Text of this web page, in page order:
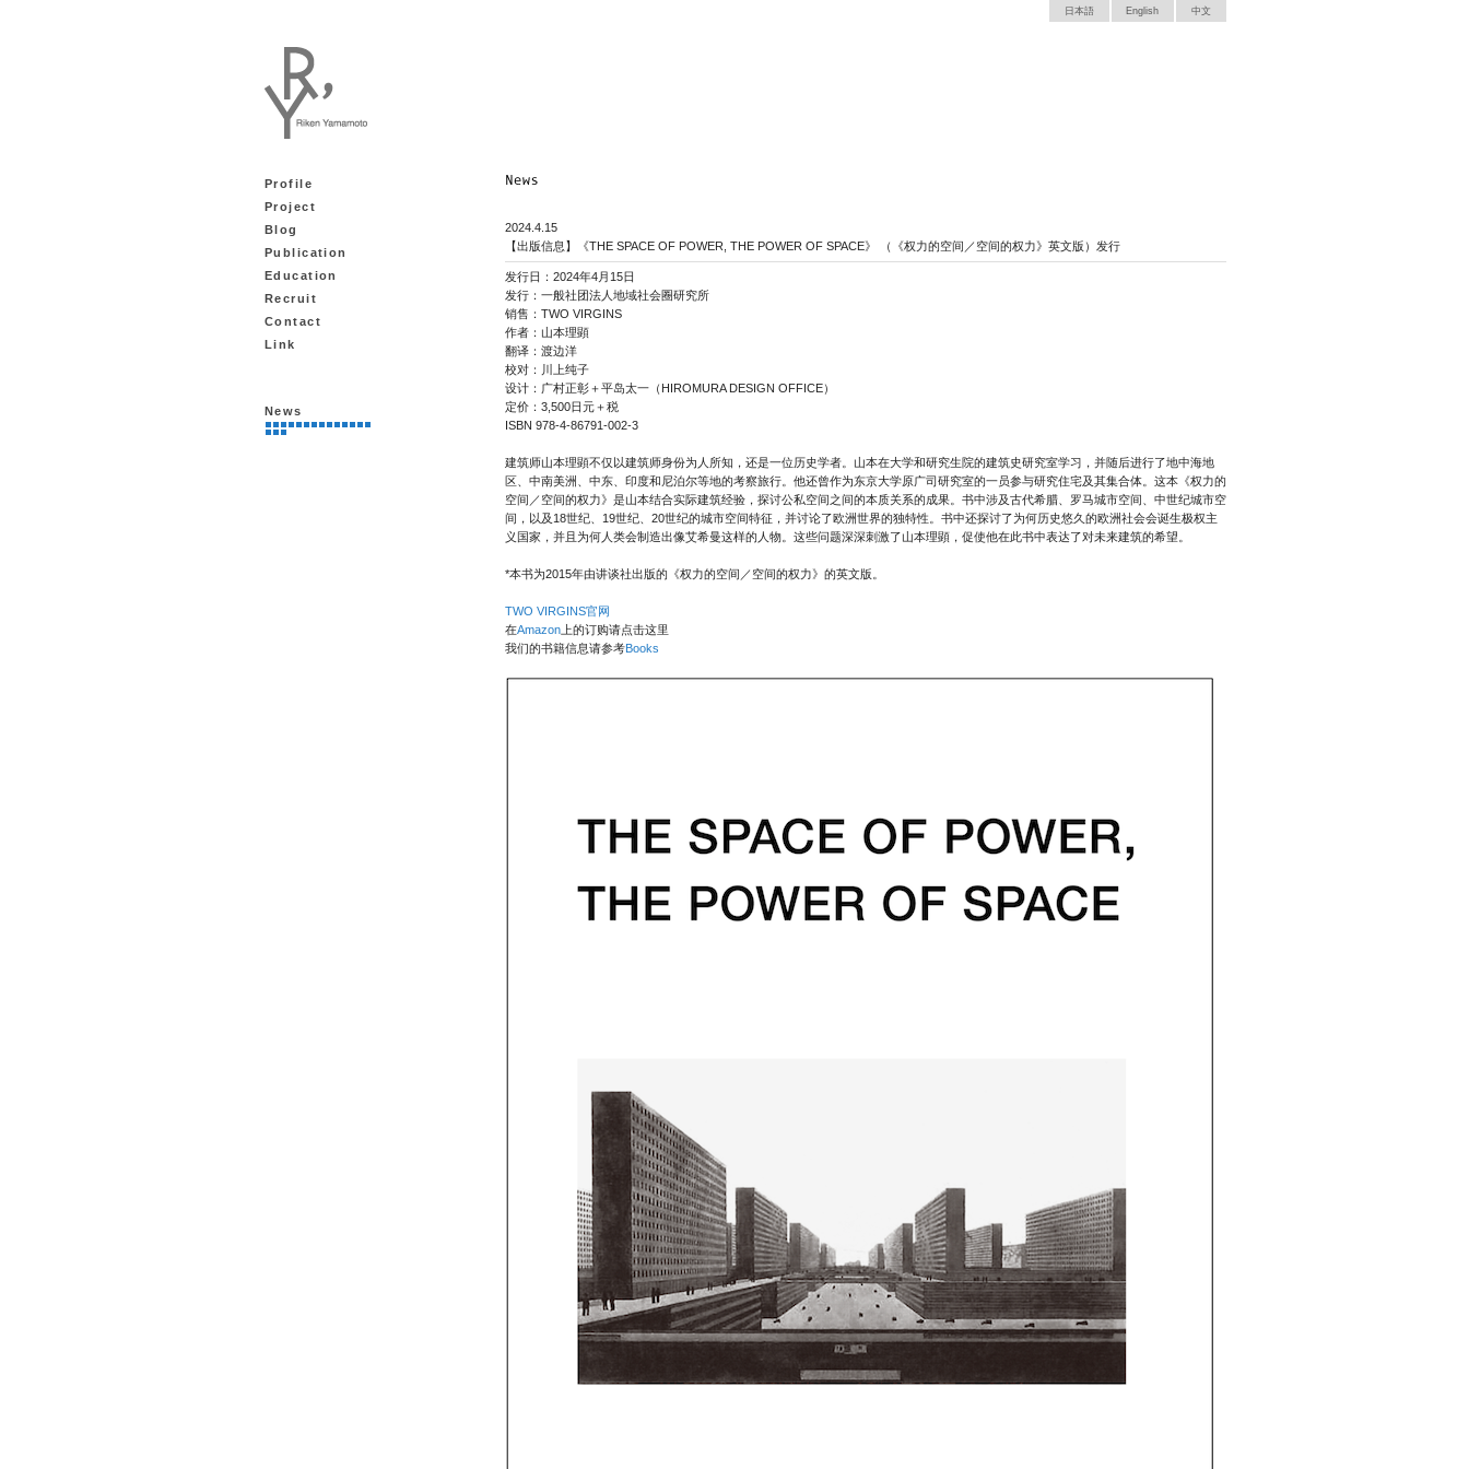
日本語 English 中文
Profile
Project
Blog
Publication
Education
Recruit
Contact
Link
News
2024.4.15
【出版信息】《THE SPACE OF POWER, THE POWER OF SPACE》 （《权力的空间／空间的权力》英文版）发行
发行日：2024年4月15日
发行：一般社团法人地域社会圈研究所
销售：TWO VIRGINS
作者：山本理顕
翻译：渡边洋
校对：川上纯子
设计：广村正彰＋平岛太一（HIROMURA DESIGN OFFICE）
定价：3,500日元＋税
ISBN 978-4-86791-002-3
建筑师山本理顕不仅以建筑师身份为人所知，还是一位历史学者。山本在大学和研究生院的建筑史研究室学习，并随后进行了地中海地
区、中南美洲、中东、印度和尼泊尔等地的考察旅行。他还曾作为东京大学原广司研究室的一员参与研究住宅及其集合体。这本《权力的
空间／空间的权力》是山本结合实际建筑经验，探讨公私空间之间的本质关系的成果。书中涉及古代希腊、罗马城市空间、中世纪城市空
间，以及18世纪、19世纪、20世纪的城市空间特征，并讨论了欧洲世界的独特性。书中还探讨了为何历史悠久的欧洲社会会诞生极权主
义国家，并且为何人类会制造出像艾希曼这样的人物。这些问题深深刺激了山本理顕，促使他在此书中表达了对未来建筑的希望。
*本书为2015年由讲谈社出版的《权力的空间／空间的权力》的英文版。
TWO VIRGINS官网
在Amazon 上的订购请点击这里
我们的书籍信息请参考Books